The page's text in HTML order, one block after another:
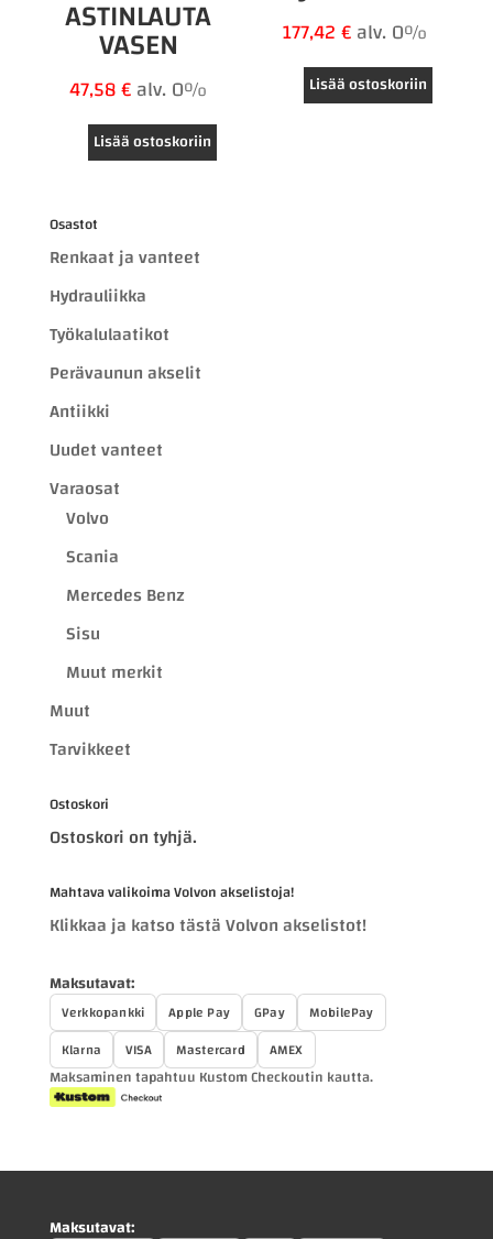
ASTINLAUTA
VASEN
47,58€alv. 0%
Lisää ostoskoriin
177,42€alv. 0%
Lisää ostoskoriin
Osastot
Renkaat ja vanteet
Hydrauliikka
Työkalulaatikot
Perävaunun akselit
Antiikki
Uudet vanteet
Varaosat
Volvo
Scania
Mercedes Benz
Sisu
Muut merkit
Muut
Tarvikkeet
Ostoskori
Ostoskori on tyhjä.
Mahtava valikoima Volvon akselistoja!
Klikkaa ja katso tästä Volvon akselistot!
Maksutavat:
Verkkopankki Apple Pay GPay
MobilePay
Klarna
VISA Mastercard AMEX
Maksaminen tapahtuu Kustom Checkoutin kautta.
Maksutavat: